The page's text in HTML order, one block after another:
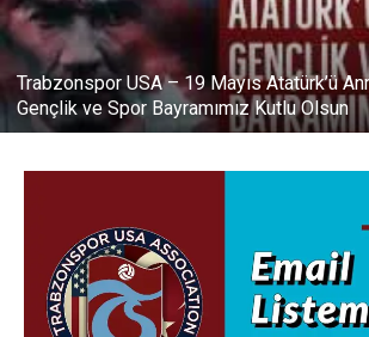
Trabzonspor USA – 19 Mayıs Atatürk’ü
Gençlik ve Spor Bayramımız Kutlu Olsun